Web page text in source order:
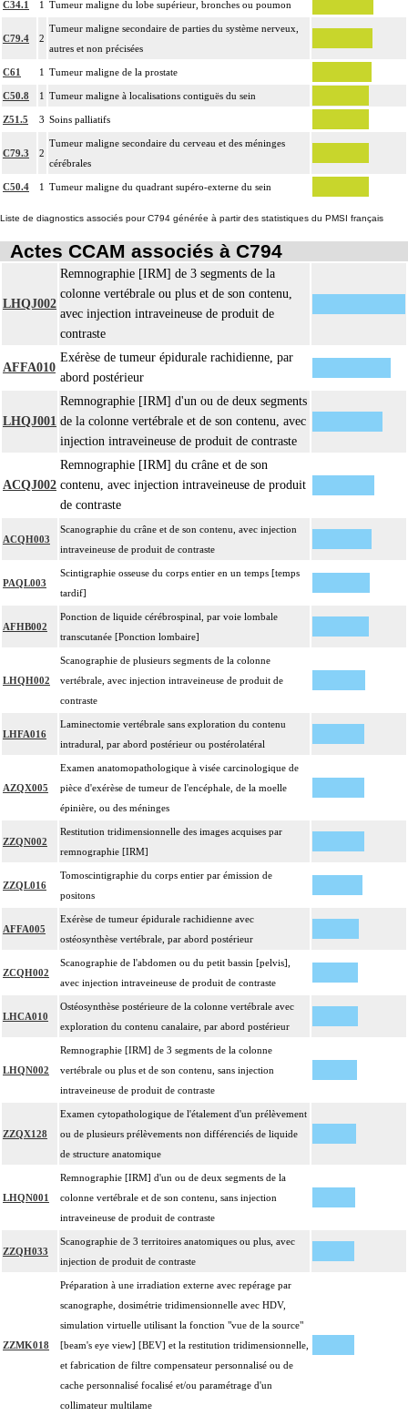
C34.1 1 Tumeur maligne du lobe supérieur, bronches ou poumon
C79.4 2
Tumeur maligne secondaire de parties du système nerveux,
autres et non précisées
C61 1 Tumeur maligne de la prostate
C50.8 1 Tumeur maligne à localisations contiguës du sein
Z51.5 3 Soins palliatifs
C79.3 2
Tumeur maligne secondaire du cerveau et des méninges
cérébrales
C50.4 1 Tumeur maligne du quadrant supéro-externe du sein
Liste de diagnostics associés pour C794 générée à partir des statistiques du PMSI français
Actes CCAM associés à C794
LHQJ002
Remnographie [IRM] de 3 segments de la
colonne vertébrale ou plus et de son contenu,
avec injection intraveineuse de produit de
contraste
AFFA010
Exérèse de tumeur épidurale rachidienne, par
abord postérieur
LHQJ001
Remnographie [IRM] d'un ou de deux segments
de la colonne vertébrale et de son contenu, avec
injection intraveineuse de produit de contraste
ACQJ002
Remnographie [IRM] du crâne et de son
contenu, avec injection intraveineuse de produit
de contraste
ACQH003
Scanographie du crâne et de son contenu, avec injection
intraveineuse de produit de contraste
PAQL003
Scintigraphie osseuse du corps entier en un temps [temps
tardif]
AFHB002
Ponction de liquide cérébrospinal, par voie lombale
transcutanée [Ponction lombaire]
LHQH002
Scanographie de plusieurs segments de la colonne
vertébrale, avec injection intraveineuse de produit de
contraste
LHFA016
Laminectomie vertébrale sans exploration du contenu
intradural, par abord postérieur ou postérolatéral
AZQX005
Examen anatomopathologique à visée carcinologique de
pièce d'exérèse de tumeur de l'encéphale, de la moelle
épinière, ou des méninges
ZZQN002
Restitution tridimensionnelle des images acquises par
remnographie [IRM]
ZZQL016
Tomoscintigraphie du corps entier par émission de
positons
AFFA005
Exérèse de tumeur épidurale rachidienne avec
ostéosynthèse vertébrale, par abord postérieur
ZCQH002
Scanographie de l'abdomen ou du petit bassin [pelvis],
avec injection intraveineuse de produit de contraste
LHCA010
Ostéosynthèse postérieure de la colonne vertébrale avec
exploration du contenu canalaire, par abord postérieur
LHQN002
Remnographie [IRM] de 3 segments de la colonne
vertébrale ou plus et de son contenu, sans injection
intraveineuse de produit de contraste
ZZQX128
Examen cytopathologique de l'étalement d'un prélèvement
ou de plusieurs prélèvements non différenciés de liquide
de structure anatomique
LHQN001
Remnographie [IRM] d'un ou de deux segments de la
colonne vertébrale et de son contenu, sans injection
intraveineuse de produit de contraste
ZZQH033
Scanographie de 3 territoires anatomiques ou plus, avec
injection de produit de contraste
ZZMK018
Préparation à une irradiation externe avec repérage par
scanographe, dosimétrie tridimensionnelle avec HDV,
simulation virtuelle utilisant la fonction "vue de la source"
[beam's eye view] [BEV] et la restitution tridimensionnelle,
et fabrication de filtre compensateur personnalisé ou de
cache personnalisé focalisé et/ou paramétrage d'un
collimateur multilame